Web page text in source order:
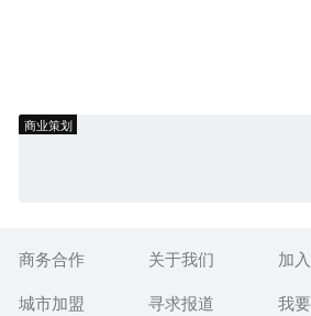
商业策划
商务合作 关于我们 加
城市加盟
寻求报道 我